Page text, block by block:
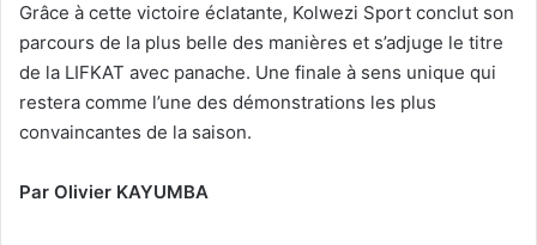
Grâce à cette victoire éclatante, Kolwezi Sport conclut son
parcours de la plus belle des manières et s’adjuge le titre
de la LIFKAT avec panache. Une finale à sens unique qui
restera comme l’une des démonstrations les plus
convaincantes de la saison.
Par Olivier KAYUMBA